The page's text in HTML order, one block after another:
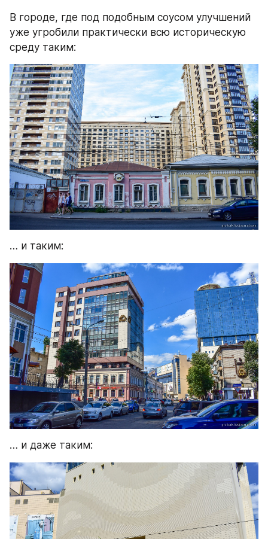
В городе, где под подобным соусом улучшений
уже угробили практически всю историческую
среду таким:
… и таким:
… и даже таким: